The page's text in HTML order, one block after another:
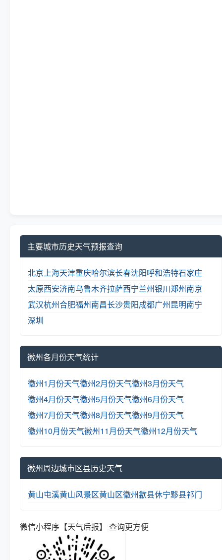
主要城市历史天气预报查询
北京 上海天津重庆哈尔滨长春沈阳呼和浩特石家庄
太原西安济南乌鲁木齐拉萨西宁兰州银川郑州南京
武汉杭州合肥福州南昌长沙贵阳成都广州昆明南宁
深圳
徽州各月份天气统计
徽州1月份天气徽州2月份天气徽州3月份天气
徽州4月份天气徽州5月份天气徽州6月份天气
徽州7月份天气徽州8月份天气徽州9月份天气
徽州10月份天气徽州11月份天气徽州12月份天气
徽州周边城市区县历史天气
黄山屯溪黄山风景区黄山区徽州歙县休宁黟县祁门
微信小程序【天气后报】 查询更方便